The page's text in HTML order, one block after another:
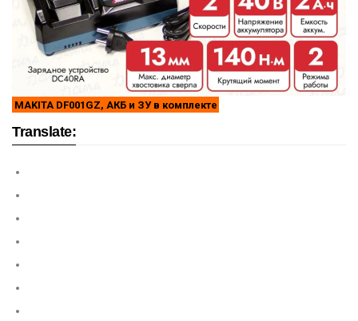
MAKITA DF001GZ, АКБ и ЗУ в комплекте
Translate: